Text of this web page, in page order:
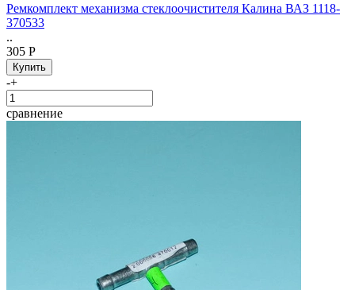
Ремкомплект механизма стеклоочистителя Калина ВАЗ 1118-
370533
..
305 Р
-+
сравнение